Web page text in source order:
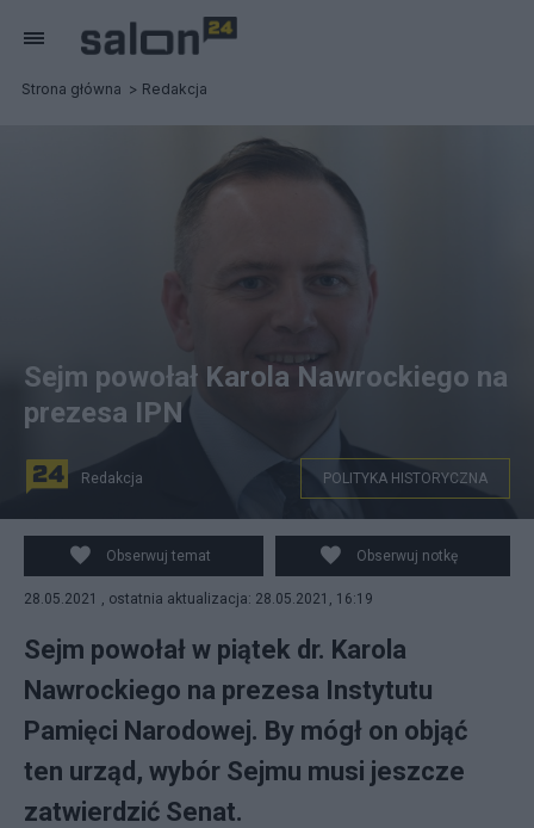
Strona główna Redakcja
Karol Nawrocki. Fot. PAP/Radek Pietruszka
Sejm powołał Karola Nawrockiego na
prezesa IPN
Redakcja POLITYKA HISTORYCZNA
Obserwuj temat Obserwuj notkę
28.05.2021 , ostatnia aktualizacja: 28.05.2021, 16:19
Sejm powołał w piątek dr. Karola
Nawrockiego na prezesa Instytutu
Pamięci Narodowej. By mógł on objąć
ten urząd, wybór Sejmu musi jeszcze
zatwierdzić Senat.